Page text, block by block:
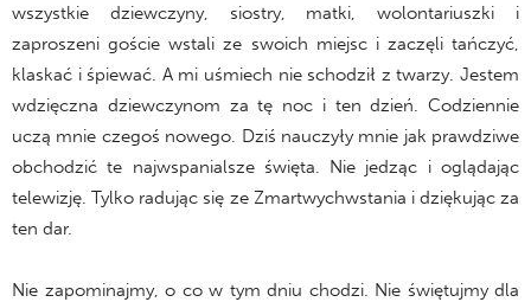
wszystkie dziewczyny, siostry, matki, wolontariuszki i
zaproszeni goście wstali ze swoich miejsc i zaczęli tańczyć,
klaskać i śpiewać. A mi uśmiech nie schodził z twarzy. Jestem
wdzięczna dziewczynom za tę noc i ten dzień. Codziennie
uczą mnie czegoś nowego. Dziś nauczyły mnie jak prawdziwe
obchodzić te najwspanialsze święta. Nie jedząc i oglądając
telewizję. Tylko radując się ze Zmartwychwstania i dziękując za
ten dar.
Nie zapominajmy, o co w tym dniu chodzi. Nie świętujmy dla